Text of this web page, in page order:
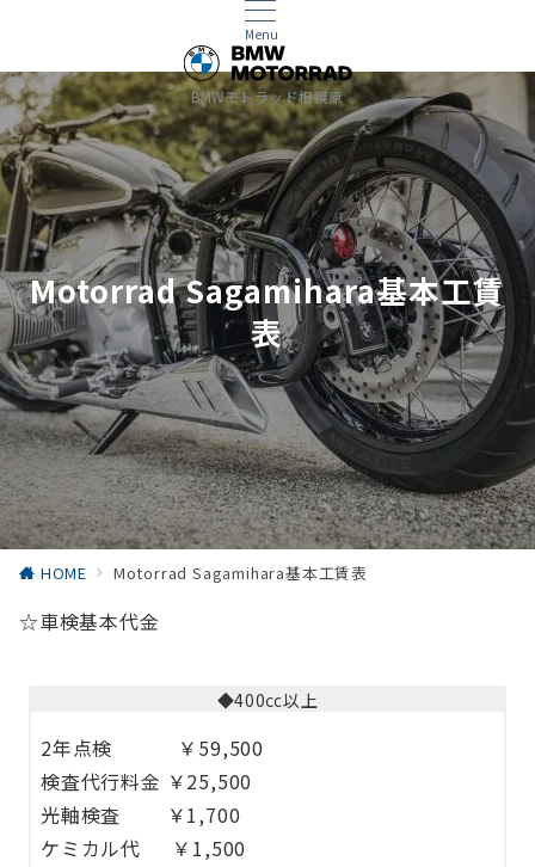
Menu
BMWモトラッド相模原
Motorrad Sagamihara基本工賃
表
HOME Motorrad Sagamihara基本工賃表
☆車検基本代金
◆400㏄以上
2年点検 ￥59,500
検査代行料金 ￥25,500
光軸検査 ￥1,700
ケミカル代 ￥1,500